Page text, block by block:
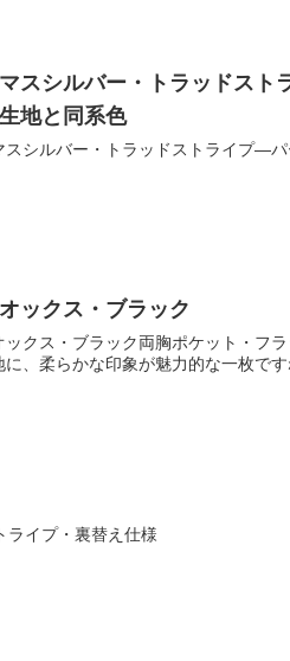
マスシルバー・トラッド
地と同系色
スシルバー・トラッドストライプ
ックス・ブラック
ックス・ブラック両胸ポケット・フ
に、柔らかな印象が魅力的な一枚です
ライプ・裏替え仕様